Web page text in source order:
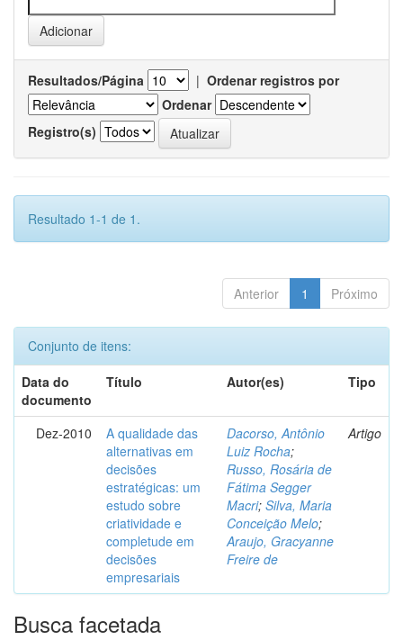
Resultados/Página | Ordenar registros por
Ordenar
Registro(s)
Resultado 1-1 de 1.
Anterior 1 Próximo
Conjunto de itens:
Data do
documento
Título Autor(es) Tipo
Dez-2010
A qualidade das
alternativas em
decisões
estratégicas: um
estudo sobre
criatividade e
completude em
decisões
empresariais
Dacorso, Antônio
Luiz Rocha;
Russo, Rosária de
Fátima Segger
Macri; Silva, Maria
Conceição Melo;
Araujo, Gracyanne
Freire de
Artigo
Busca facetada